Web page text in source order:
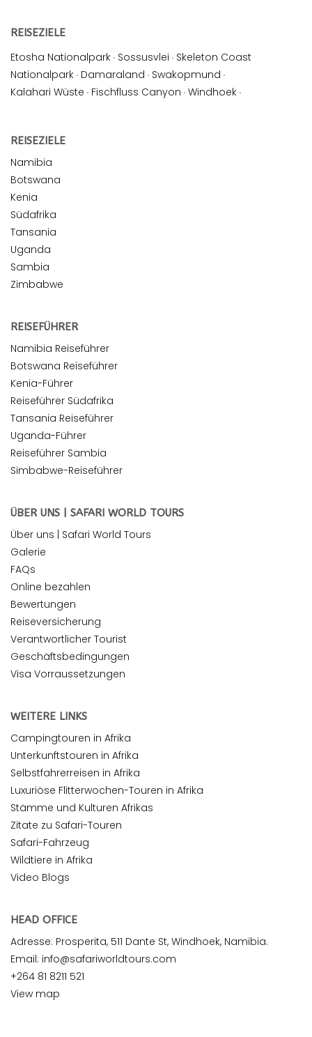
REISEZIELE
Etosha Nationalpark · Sossusvlei · Skeleton Coast
Nationalpark · Damaraland · Swakopmund ·
Kalahari Wüste · Fischfluss Canyon · Windhoek ·
REISEZIELE
Namibia
Botswana
Kenia
Südafrika
Tansania
Uganda
Sambia
Zimbabwe
REISEFÜHRER
Namibia Reiseführer
Botswana Reiseführer
Kenia-Führer
Reiseführer Südafrika
Tansania Reiseführer
Uganda-Führer
Reiseführer Sambia
Simbabwe-Reiseführer
ÜBER UNS | SAFARI WORLD TOURS
Über uns | Safari World Tours
Galerie
FAQs
Online bezahlen
Bewertungen
Reiseversicherung
Verantwortlicher Tourist
Geschäftsbedingungen
Visa Vorraussetzungen
WEITERE LINKS
Campingtouren in Afrika
Unterkunftstouren in Afrika
Selbstfahrerreisen in Afrika
Luxuriöse Flitterwochen-Touren in Afrika
Stämme und Kulturen Afrikas
Zitate zu Safari-Touren
Safari-Fahrzeug
Wildtiere in Afrika
Video Blogs
HEAD OFFICE
Adresse: Prosperita, 511 Dante St, Windhoek, Namibia.
Email: info@safariworldtours.com
+264 81 8211 521
View map